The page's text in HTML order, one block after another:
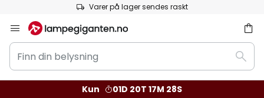
Varer på lager sendes raskt
Hopp
til
innhold
Finn
din
belysning
Søk
Kun
01D 20T 17M 27S